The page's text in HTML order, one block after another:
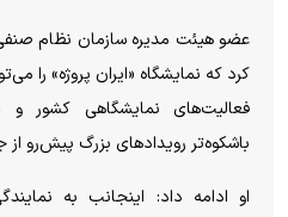
عضو هیئت مدیره سازمان نظام صنفی
کرد که نمایشگاه «ایران پروژه» را
فعالیت‌های نمایشگاهی کشور و
باشکوه‌تر رویداد‌های بزرگ پیش‌رو
او ادامه داد: اینجانب به